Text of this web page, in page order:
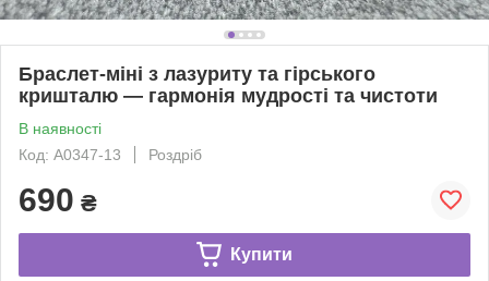
Браслет-міні з лазуриту та гірського
кришталю — гармонія мудрості та чистоти
В наявності
Код: A0347-13
Роздріб
690 ₴
Купити